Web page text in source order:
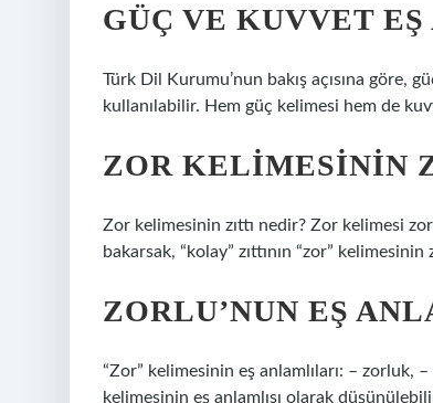
GÜÇ VE KUVVET
Türk Dil Kurumu’nun bakış açısına göre,
kullanılabilir. Hem güç kelimesi hem de
ZOR KELIMESININ
Zor kelimesinin zıttı nedir? Zor kelimesi
bakarsak, “kolay” zıttının “zor”
ZORLU’NUN EŞ
“Zor” kelimesinin eş anlamlıları: – zorluk,
kelimesinin eş anlamlısı olarak